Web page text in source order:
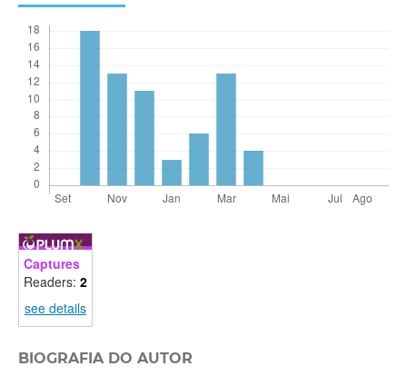
Captures
Readers: 2
see details
BIOGRAFIA DO AUTOR